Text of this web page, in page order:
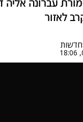
לאזור
חדשות